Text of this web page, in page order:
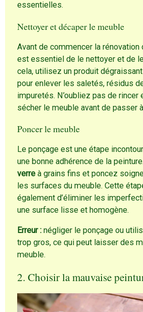
essentielles.
Nettoyer et décaper le meuble
Avant de commencer la
est essentiel de le nettoyer et de
cela, utilisez un produit
pour enlever les saletés, résidus
impuretés. N’oubliez pas de rincer
sécher le meuble avant de passer
Poncer le meuble
Le ponçage est une étape
une bonne adhérence de la
verre à grains fins et poncez
les surfaces du meuble. Cette
également d’éliminer les
une surface lisse et homogène.
Erreur : négliger le ponçage ou
trop gros, ce qui peut laisser des
meuble.
2. Choisir la mauvaise